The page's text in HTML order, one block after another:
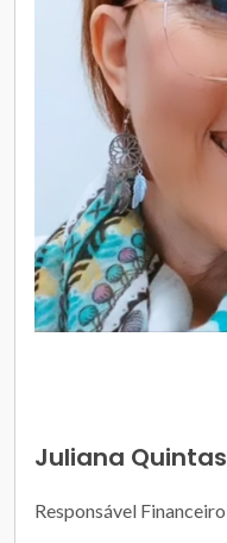
Juliana Quintas
Responsável Financeiro